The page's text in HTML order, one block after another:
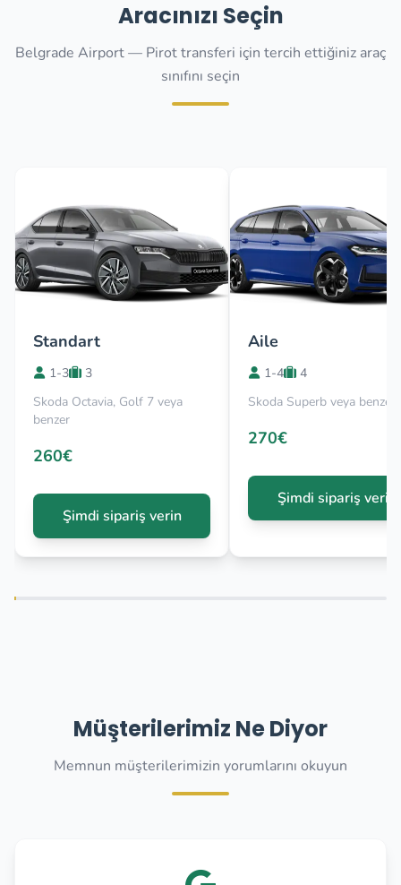
Aracınızı Seçin
Belgrade Airport — Pirot transferi için tercih ettiğiniz araç
sınıfını seçin
Standart
1-3
3
Skoda Octavia, Golf 7 veya
benzer
260€
Şimdi sipariş verin
Aile
1-4
4
Skoda Superb veya benzer
270€
Şimdi sipariş verin
Müşterilerimiz Ne Diyor
Memnun müşterilerimizin yorumlarını okuyun